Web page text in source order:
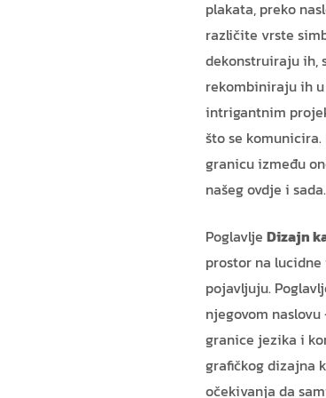
plakata, preko
različite vrste
dekonstruiraju ih,
rekombiniraju ih
intrigantnim
što se komunicira.
granicu između
našeg ovdje i sada.
Poglavlje Dizajn
prostor na
pojavljuju.
njegovom
granice jezika i
grafičkog dizajna
očekivanja da